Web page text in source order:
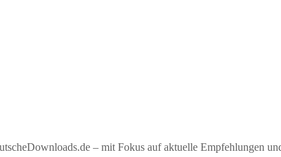
– mit Fokus auf aktuelle Empfehlungen